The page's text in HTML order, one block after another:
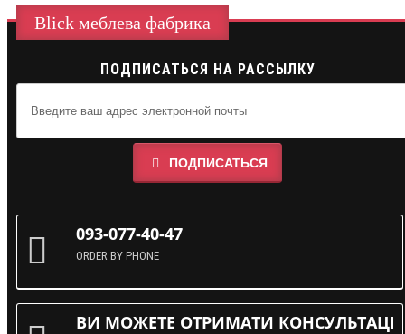
Blick меблева фабрика
ПОДПИСАТЬСЯ НА РАССЫЛКУ
ПОДПИСАТЬСЯ
093-077-40-47
ORDER BY PHONE
ВИ МОЖЕТЕ ОТРИМАТИ